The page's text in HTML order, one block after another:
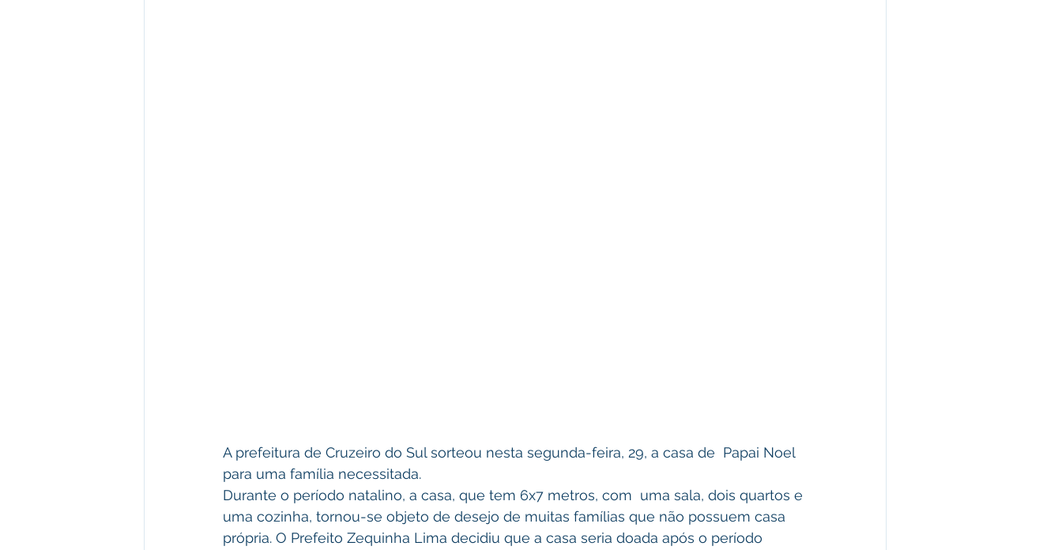
A prefeitura de Cruzeiro do Sul sorteou nesta segunda-feira, 29, a casa de  Papai Noel
para uma família necessitada.
Durante o período natalino, a casa, que tem 6x7 metros, com  uma sala, dois quartos e
uma cozinha, tornou-se objeto de desejo de muitas famílias que não possuem casa
própria. O Prefeito Zequinha Lima decidiu que a casa seria doada após o período